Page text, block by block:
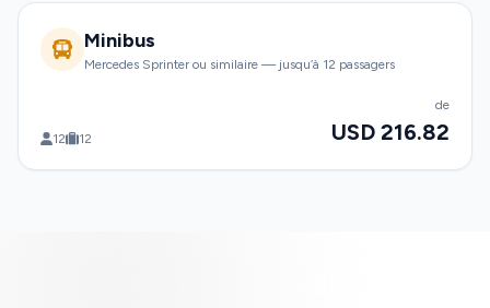
Minibus
Mercedes Sprinter ou similaire — jusqu’à 12 passagers
12 12
de
USD 216.82